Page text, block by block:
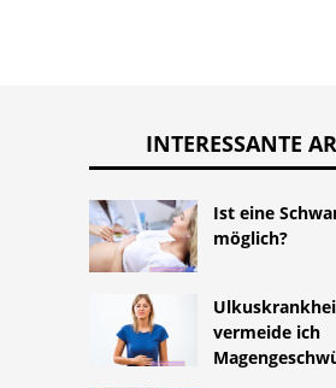
INTERESSANTE
Ist eine
möglich?
vermeide ich